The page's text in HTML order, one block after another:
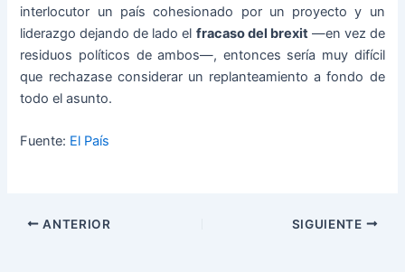
interlocutor un país cohesionado por un proyecto y un
liderazgo dejando de lado el fracaso del brexit—en vez de
residuos políticos de ambos—, entonces sería muy difícil
que rechazase considerar un replanteamiento a fondo de
todo el asunto.
Fuente: El País
ANTERIOR SIGUIENTE